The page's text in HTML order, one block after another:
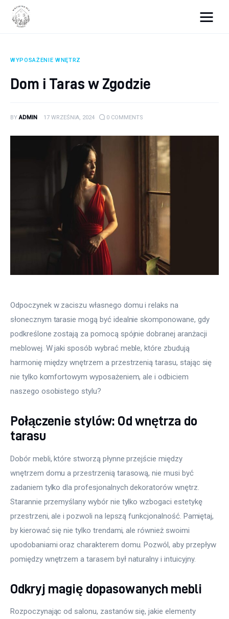
Porady budowlane
WYPOSAŻENIE WNĘTRZ
Dom i Taras w Zgodzie
BY ADMIN 17 WRZEŚNIA, 2024 0 COMMENTS
Odpoczynek w zaciszu własnego domu i relaks na
słonecznym tarasie mogą być idealnie skomponowane, gdy
podkreślone zostają za pomocą spójnie dobranej aranżacji
meblowej. W jaki sposób wybrać meble, które zbudują
harmonię między wnętrzem a przestrzenią tarasu, stając się
nie tylko komfortowym wyposażeniem, ale i odbiciem
naszego osobistego stylu?
Połączenie stylów: Od wnętrza do
tarasu
Dobór mebli, które stworzą płynne przejście między
wnętrzem domu a przestrzenią tarasową, nie musi być
zadaniem tylko dla profesjonalnych dekoratorów wnętrz.
Starannie przemyślany wybór nie tylko wzbogaci estetykę
przestrzeni, ale i pozwoli na lepszą funkcjonalność. Pamiętaj,
by kierować się nie tylko trendami, ale również swoimi
upodobaniami oraz charakterem domu. Pozwól, aby przepływ
pomiędzy wnętrzem a tarasem był naturalny i intuicyjny.
Odkryj magię dopasowanych mebli
Rozpoczynając od salonu, zastanów się, jakie elementy